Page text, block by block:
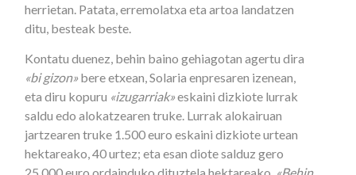
herrietan. Patata, erremolatxa eta artoa landatzen
ditu, besteak beste.
Kontatu duenez, behin baino gehiagotan agertu dira
«bi gizon»bere etxean, Solaria enpresaren izenean,
eta diru kopuru «izugarriak»eskaini dizkiote lurrak
saldu edo alokatzearen truke. Lurrak alokairuan
jartzearen truke 1.500 euro eskaini dizkiote urtean
hektareako, 40 urtez; eta esan diote salduz gero